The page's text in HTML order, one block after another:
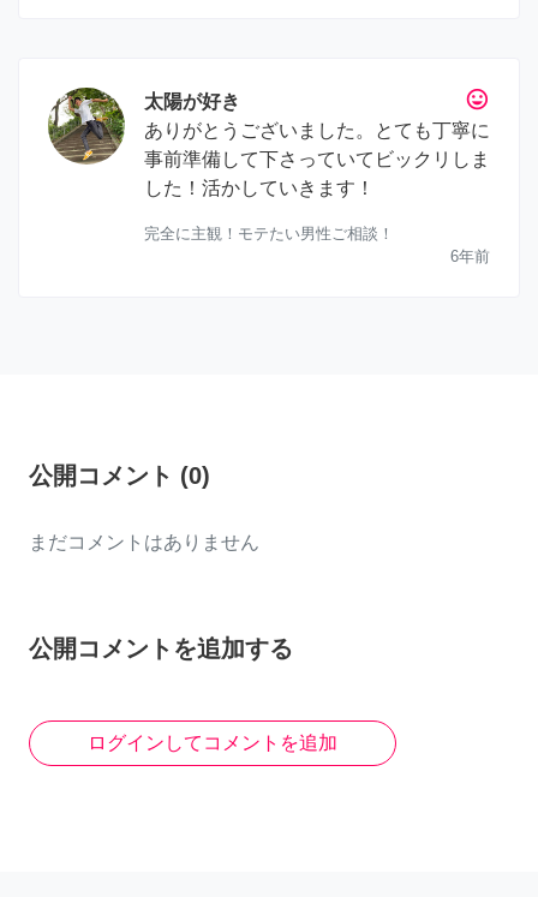
tag_faces
太陽が好き
ありがとうございました。とても丁寧に
事前準備して下さっていてビックリしま
した！活かしていきます！
完全に主観！モテたい男性ご相談！
6年前
公開コメント (0)
まだコメントはありません
公開コメントを追加する
ログインしてコメントを追加